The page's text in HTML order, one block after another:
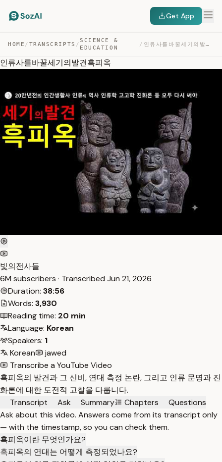
Get App
HOME / TRANSCRIPTS /
SCIENCE &
EDUCATION
/ 인류사를바꿀세기의발견흑피옥 — TRANSCRIPT
인류사를바꿀세기의발견흑피옥
빛의전사들
6M subscribers · Transcribed Jun 21, 2026
Duration: 38:56
Words: 3,930
Reading time: 20 min
Language: Korean
Speakers: 1
Korean
jawed
Transcribe a YouTube Video
흑피옥의 발견과 그 신비, 연대 측정 논란, 그리고 인류 문명과 진
화론에 대한 도전적 고찰을 다룹니다.
Transcript
Ask Summary Chapters
Questions
Ask about this video. Answers come from its transcript only
— with the timestamp, so you can check them.
흑피옥이란 무엇인가요?
흑피옥의 연대는 어떻게 측정되었나요?